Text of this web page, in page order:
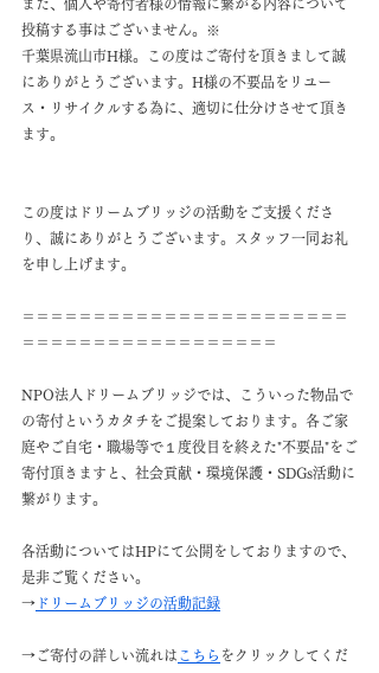
また、個人や寄付者様の情報に繋がる内容について
投稿する事はございません。※
千葉県流山市H様。この度はご寄付を頂きまして誠
にありがとうございます。H様の不要品をリユー
ス・リサイクルする為に、適切に仕分けさせて頂き
ます。
この度はドリームブリッジの活動をご支援くださ
り、誠にありがとうございます。スタッフ一同お礼
を申し上げます。
＝＝＝＝＝＝＝＝＝＝＝＝＝＝＝＝＝＝＝＝＝＝＝
＝＝＝＝＝＝＝＝＝＝＝＝＝＝＝＝＝＝
NPO法人ドリームブリッジでは、こういった物品で
の寄付というカタチをご提案しております。各ご家
庭やご自宅・職場等で１度役目を終えた"不要品"をご
寄付頂きますと、社会貢献・環境保護・SDGs活動に
繋がります。
各活動についてはHPにて公開をしておりますので、
是非ご覧ください。
→ ドリームブリッジの活動記録
→ご寄付の詳しい流れは こちら をクリックしてくだ